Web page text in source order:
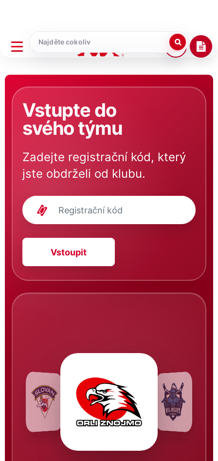
Vstupte do
svého týmu
Zadejte registrační kód, který
jste obdrželi od klubu.
Vstoupit